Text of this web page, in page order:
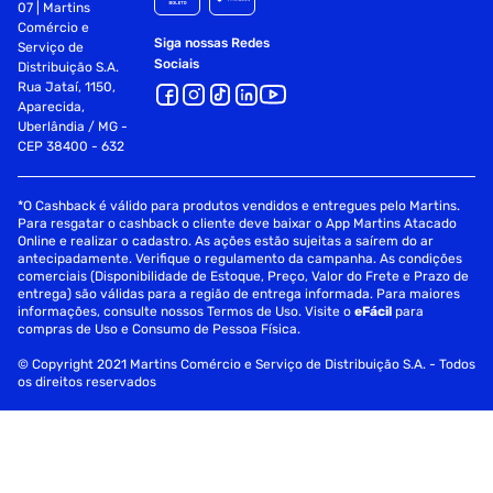
07 | Martins
Comércio e
Serviço de
Distribuição S.A.
Rua Jataí, 1150,
Aparecida,
Uberlândia / MG -
CEP 38400 - 632
Siga nossas Redes
Sociais
*O Cashback é válido para produtos vendidos e entregues pelo Martins.
Para resgatar o cashback o cliente deve baixar o App Martins Atacado
Online e realizar o cadastro. As ações estão sujeitas a saírem do ar
antecipadamente. Verifique o regulamento da campanha. As condições
comerciais (Disponibilidade de Estoque, Preço, Valor do Frete e Prazo de
entrega) são válidas para a região de entrega informada. Para maiores
informações, consulte nossos Termos de Uso. Visite oeFácil para
compras de Uso e Consumo de Pessoa Física.
© Copyright 2021 Martins Comércio e Serviço de Distribuição S.A. - Todos
os direitos reservados